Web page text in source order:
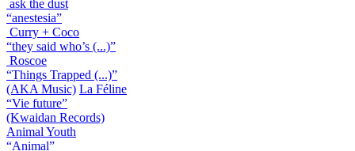
ask the dust
“anestesia”
Curry + Coco
“they said who’s (...)”
Roscoe
“Things Trapped (...)”
(AKA Music) La Féline
“Vie future”
(Kwaidan Records)
Animal Youth
“Animal”